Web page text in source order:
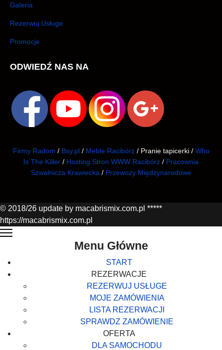
Galeria
Rezerwuj Usługe
Promocje
ODWIEDŹ NAS NA
Firmy Radom / Bsy.pl/ Meble Racibórz/ Pranie tapicerki / Who
Is The Killer / Hosting Stron WWW Racibórz / Pracownia
Szwalnicza Krawiecka / Przewozy Międzynarodowe
© 2018/26 update by macabrismix.com.pl *****
https://macabrismix.com.pl
Menu Główne
START
REZERWACJE
REZERWUJ USŁUGE
MOJE ZAMÓWIENIA
LISTA REZERWACJI
SPRAWDZ ZAMÓWIENIE
OFERTA
DLA SAMOCHODU